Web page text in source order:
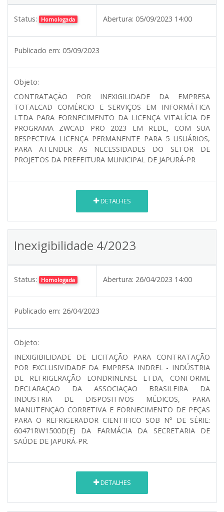
Status: Homologada Abertura: 05/09/2023 14:00
Publicado em: 05/09/2023
Objeto:
CONTRATAÇÃO POR INEXIGILIDADE DA EMPRESA
TOTALCAD COMÉRCIO E SERVIÇOS EM INFORMÁTICA
LTDA PARA FORNECIMENTO DA LICENÇA VITALÍCIA DE
PROGRAMA ZWCAD PRO 2023 EM REDE, COM SUA
RESPECTIVA LICENÇA PERMANENTE PARA 5 USUÁRIOS,
PARA ATENDER AS NECESSIDADES DO SETOR DE
PROJETOS DA PREFEITURA MUNICIPAL DE JAPURÁ-PR
DETALHES
Inexigibilidade 4/2023
Status: Homologada Abertura: 26/04/2023 14:00
Publicado em: 26/04/2023
Objeto:
INEXIGIBILIDADE DE LICITAÇÃO PARA CONTRATAÇÃO
POR EXCLUSIVIDADE DA EMPRESA INDREL - INDÚSTRIA
DE REFRIGERAÇÃO LONDRINENSE LTDA, CONFORME
DECLARAÇÃO DA ASSOCIAÇÃO BRASILEIRA DA
INDUSTRIA DE DISPOSITIVOS MÉDICOS, PARA
MANUTENÇÃO CORRETIVA E FORNECIMENTO DE PEÇAS
PARA O REFRIGERADOR CIENTIFICO SOB Nº DE SÉRIE:
60471RW1500D(E) DA FARMÁCIA DA SECRETARIA DE
SAÚDE DE JAPURÁ-PR.
DETALHES